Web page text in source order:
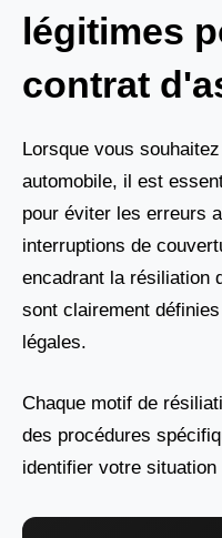
légitimes
contrat
Lorsque vous
automobile, il est
pour éviter les erreurs
interruptions de
encadrant la résiliation
sont clairement
légales.
Chaque motif de
des procédures
identifier votre